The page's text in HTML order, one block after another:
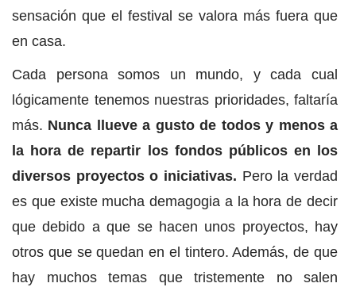
sensación que el festival se valora más fuera que
en casa.
Cada persona somos un mundo, y cada cual
lógicamente tenemos nuestras prioridades, faltaría
más. Nunca llueve a gusto de todos y menos a
la hora de repartir los fondos públicos en los
diversos proyectos o iniciativas. Pero la verdad
es que existe mucha demagogia a la hora de decir
que debido a que se hacen unos proyectos, hay
otros que se quedan en el tintero. Además, de que
hay muchos temas que tristemente no salen